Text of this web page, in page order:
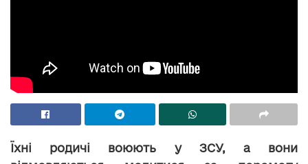
Їхні родичі воюють у ЗСУ, а вони